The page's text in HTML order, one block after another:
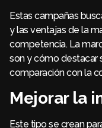
Estas campañas
y las ventajas de la
competencia. La
son y cómo destacar
comparación con la
Mejorar la
Este tipo se crean